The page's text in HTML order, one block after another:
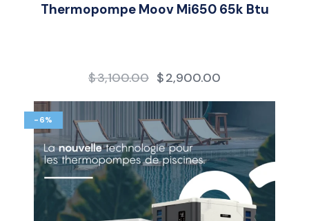
Thermopompe Moov Mi650 65k Btu
$3,100.00 $2,900.00
-6%